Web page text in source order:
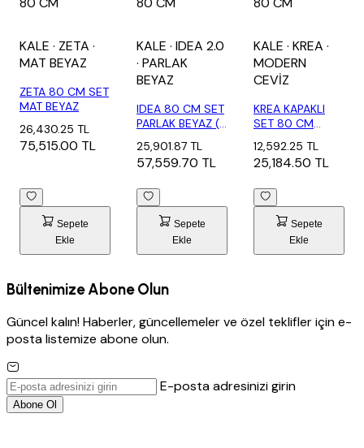
KALE · ZETA ·
MAT BEYAZ
ZETA 80 CM SET
MAT BEYAZ
26,430.25 TL
75,515.00 TL
Sepete
Ekle
KALE · IDEA 2.0
· PARLAK
BEYAZ
IDEA 80 CM SET
PARLAK BEYAZ (2
25,901.87 TL
57,559.70 TL
Sepete
Ekle
KALE · KREA ·
MODERN
CEVİZ
KREA KAPAKLI
SET 80 CM
(LAV...
12,592.25 TL
25,184.50 TL
Sepete
Ekle
Bültenimize Abone Olun
Güncel kalın! Haberler, güncellemeler ve özel teklifler için e-
posta listemize abone olun.
E-posta adresinizi girin
Abone Ol